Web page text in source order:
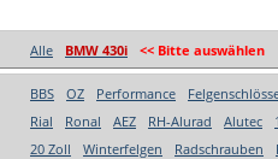
Alle BMW 430i << Bitte auswählen
BBS OZ Performance
Rial
Ronal AEZ RH-Alurad Alutec
20 Zoll
Winterfelgen Radschrauben